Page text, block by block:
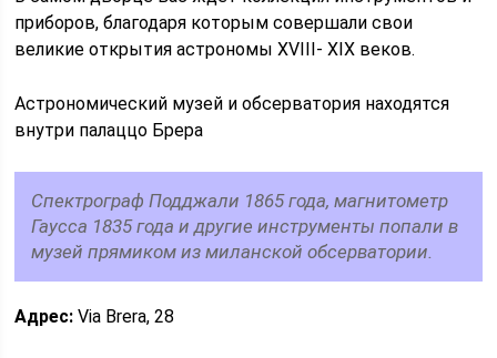
приборов, благодаря которым совершали свои
великие открытия астрономы XVIII- XIX веков.
Астрономический музей и обсерватория находятся
внутри палаццо Брера
Спектрограф Подджали 1865 года, магнитометр
Гаусса 1835 года и другие инструменты попали в
музей прямиком из миланской обсерватории.
Адрес: Via Brera, 28